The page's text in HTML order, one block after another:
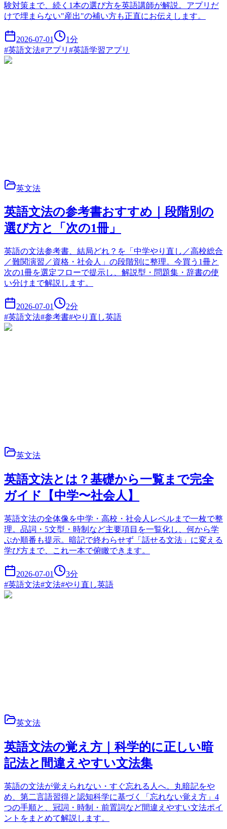
験対策まで、続く1本の選び方を英語講師が解説。アプリだ
けで埋まらない"産出"の補い方も正直にお伝えします。
2026-07-01 1分
#英語文法#アプリ #英語学習アプリ
英文法
英語文法の参考書おすすめ｜段階別の
選び方と「次の1冊」
英語の文法参考書、結局どれ？を「中学やり直し／高校総合
／難関演習／資格・社会人」の段階別に整理。今買う1冊と
次の1冊を選定フローで提示し、解説型・問題集・辞書の使
い分けまで解説します。
2026-07-01 2分
#英語文法#参考書#やり直し英語
英文法
英語文法とは？基礎から一覧まで完全
ガイド【中学〜社会人】
英語文法の全体像を中学・高校・社会人レベルまで一枚で整
理。品詞・5文型・時制など主要項目を一覧化し、何から学
ぶか順番も提示。暗記で終わらせず「話せる文法」に変える
学び方まで、これ一本で俯瞰できます。
2026-07-01 3分
#英語文法#文法#やり直し英語
英文法
英語文法の覚え方｜科学的に正しい暗
記法と間違えやすい文法集
英語の文法が覚えられない・すぐ忘れる人へ。丸暗記をや
め、第二言語習得と認知科学に基づく「忘れない覚え方」4
つの手順と、冠詞・時制・前置詞など間違えやすい文法ポイ
ントをまとめて解説します。